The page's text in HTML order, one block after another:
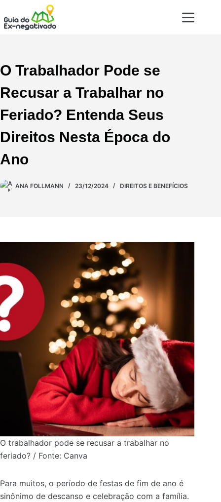
O Trabalhador Pode se
Recusar a Trabalhar no
Feriado? Entenda Seus
Direitos Nesta Época do
Ano
ANA FOLLMANN 23/12/2024 DIREITOS E BENEFÍCIOS
O trabalhador pode se recusar a trabalhar no
feriado? / Fonte: Canva
Para muitos, o período de festas de fim de ano é
sinônimo de descanso e celebração com a família.